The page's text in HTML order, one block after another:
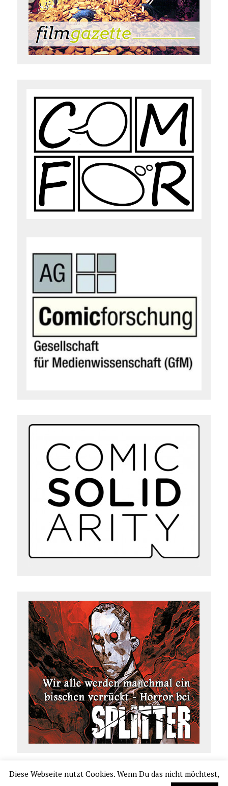
Diese Webseite nutzt Cookies. Wenn Du das nicht möchtest,